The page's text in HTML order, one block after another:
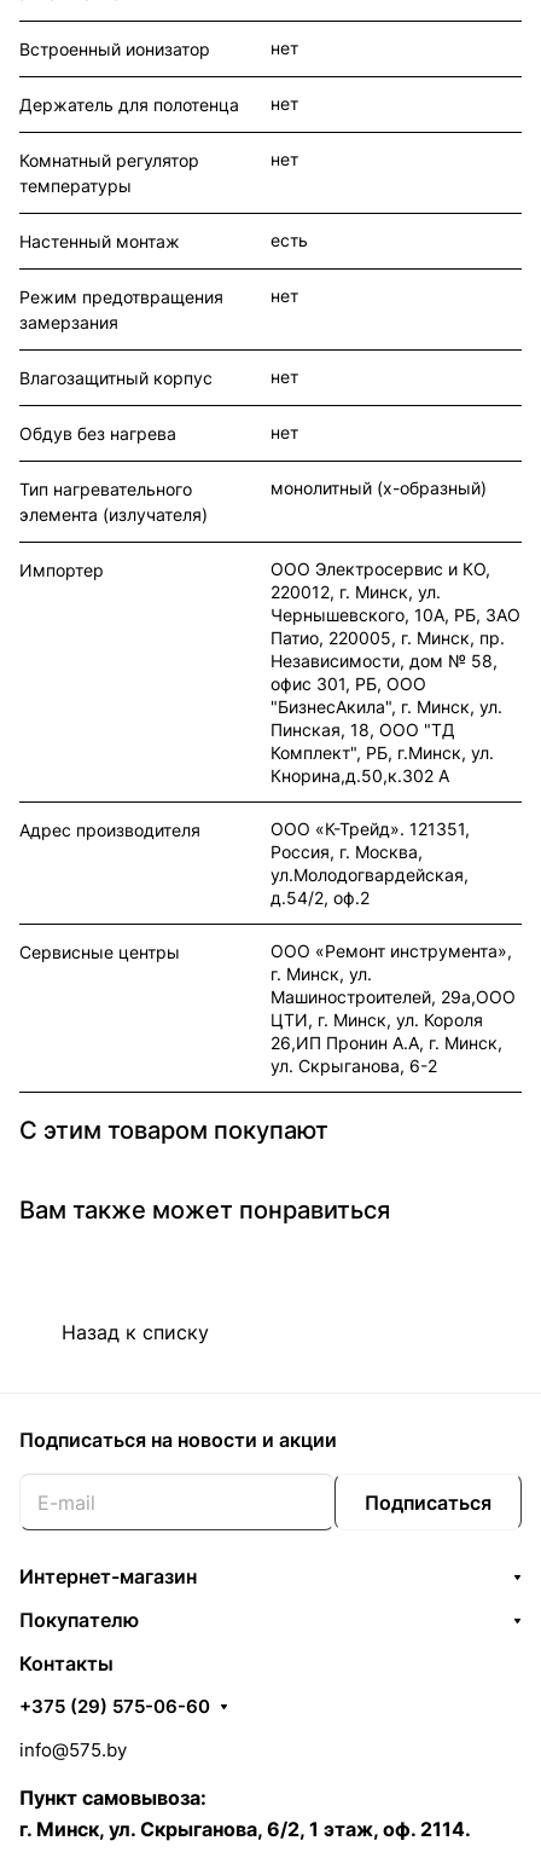
Встроенный ионизатор нет
Держатель для полотенца нет
Комнатный регулятор
температуры
нет
Настенный монтаж есть
Режим предотвращения
замерзания
нет
Влагозащитный корпус нет
Обдув без нагрева нет
Тип нагревательного
элемента (излучателя)
монолитный (x-образный)
Импортер
ООО Электросервис и КО,
220012, г. Минск, ул.
Чернышевского, 10А, РБ, ЗАО
Патио, 220005, г. Минск, пр.
Независимости, дом № 58,
офис 301, РБ, ООО
"БизнесАкила", г. Минск, ул.
Пинская, 18, ООО "ТД
Комплект", РБ, г.Минск, ул.
Кнорина,д.50,к.302 А
Адрес производителя
ООО «К-Трейд». 121351,
Россия, г. Москва,
ул.Молодогвардейская,
д.54/2, оф.2
Сервисные центры
ООО «Ремонт инструмента»,
г. Минск, ул.
Машиностроителей, 29а,ООО
ЦТИ, г. Минск, ул. Короля
26,ИП Пронин А.А, г. Минск,
ул. Скрыганова, 6-2
С этим товаром покупают
Вам также может понравиться
Назад к списку
Подписаться на новости и акции
Подписаться
Интернет-магазин
Покупателю
Контакты
+375 (29) 575-06-60
info@575.by
Пункт самовывоза:
г. Минск, ул. Скрыганова, 6/2, 1 этаж, оф. 2114.